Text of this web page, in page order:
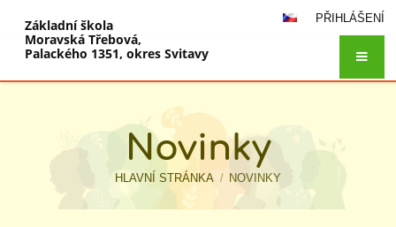
PŘIHLÁŠENÍ
Základní škola
Moravská Třebová,
Palackého 1351, okres Svitavy
Novinky
HLAVNÍ STRÁNKA / NOVINKY